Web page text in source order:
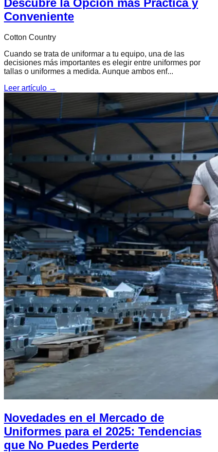
Descubre la Opción más Práctica y
Conveniente
Cotton Country
Cuando se trata de uniformar a tu equipo, una de las
decisiones más importantes es elegir entre uniformes por
tallas o uniformes a medida. Aunque ambos enf...
Leer artículo →
Novedades en el Mercado de
Uniformes para el 2025: Tendencias
que No Puedes Perderte